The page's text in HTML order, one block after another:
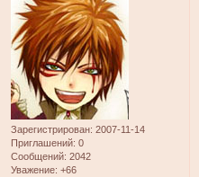
Зарегистрирован: 2007-11-14
Приглашений: 0
Сообщений: 2042
Уважение: +66